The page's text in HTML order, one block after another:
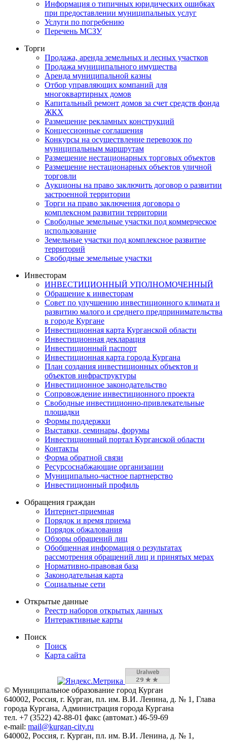
Информация о типичных юридических ошибках
при предоставлении муниципальных услуг
Услуги по погребению
Перечень МСЗУ
Торги
Продажа, аренда земельных и лесных участков
Продажа муниципального имущества
Аренда муниципальной казны
Отбор управляющих компаний для
многоквартирных домов
Капитальный ремонт домов за счет средств фонда
ЖКХ
Размещение рекламных конструкций
Концессионные соглашения
Конкурсы на осуществление перевозок по
муниципальным маршрутам
Размещение нестационарных торговых объектов
Размещение нестационарных объектов уличной
торговли
Аукционы на право заключить договор о развитии
застроенной территории
Торги на право заключения договора о
комплексном развитии территории
Свободные земельные участки под коммерческое
использование
Земельные участки под комплексное развитие
территорий
Свободные земельные участки
Инвесторам
ИНВЕСТИЦИОННЫЙ УПОЛНОМОЧЕННЫЙ
Обращение к инвесторам
Совет по улучшению инвестиционного климата и
развитию малого и среднего предпринимательства
в городе Кургане
Инвестиционная карта Курганской области
Инвестиционная декларация
Инвестиционный паспорт
Инвестиционная карта города Кургана
План создания инвестиционных объектов и
объектов инфраструктуры
Инвестиционное законодательство
Сопровождение инвестиционного проекта
Свободные инвестиционно-привлекательные
площадки
Формы поддержки
Выставки, семинары, форумы
Инвестиционный портал Курганской области
Контакты
Форма обратной связи
Ресурсоснабжающие организации
Муниципально-частное партнерство
Инвестиционный профиль
Обращения граждан
Интернет-приемная
Порядок и время приема
Порядок обжалования
Обзоры обращений лиц
Обобщенная информация о результатах
рассмотрения обращений лиц и принятых мерах
Нормативно-правовая база
Законодательная карта
Социальные сети
Открытые данные
Реестр наборов открытых данных
Интерактивные карты
Поиск
Поиск
Карта сайта
© Муниципальное образование город Курган
640002, Россия, г. Курган, пл. им. В.И. Ленина, д. № 1, Глава
города Кургана, Администрация города Кургана
тел. +7 (3522) 42-88-01 факс (автомат.) 46-59-69
e-mail: mail@kurgan-city.ru
640002, Россия, г. Курган, пл. им. В.И. Ленина, д. № 1,